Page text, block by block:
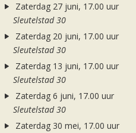
Zaterdag 27 juni, 17.00 uur
Sleutelstad 30
Zaterdag 20 juni, 17.00 uur
Sleutelstad 30
Zaterdag 13 juni, 17.00 uur
Sleutelstad 30
Zaterdag 6 juni, 17.00 uur
Sleutelstad 30
Zaterdag 30 mei, 17.00 uur